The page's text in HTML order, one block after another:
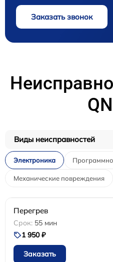
Заказать звонок
Виды неисправностей
Электроника
Механические повреждения
Перегрев
55 мин
1 950 ₽
Заказать